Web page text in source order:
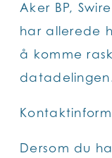
Aker BP,
har allerede
å komme
Dersom du